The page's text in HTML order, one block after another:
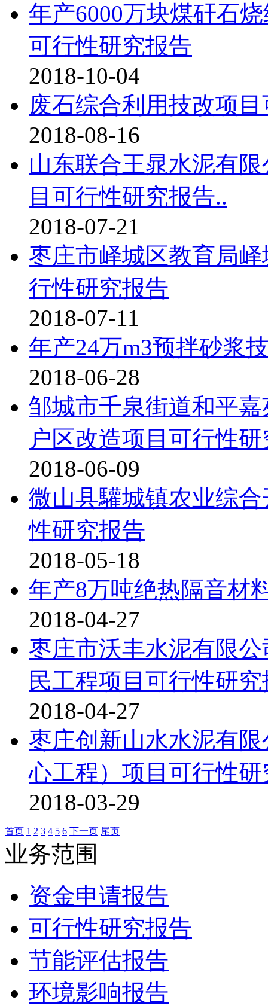
年产6000万块煤矸石
可行性研究报告
2018-10-04
废石综合利用技改项
2018-08-16
山东联合王晁水泥有
目可行性研究报告..
2018-07-21
枣庄市峄城区教育局
行性研究报告
2018-07-11
年产24万m3预拌砂浆
2018-06-28
邹城市千泉街道和平
户区改造项目可行性
2018-06-09
微山县驩城镇农业综
性研究报告
2018-05-18
年产8万吨绝热隔音材
2018-04-27
枣庄市沃丰水泥有限
民工程项目可行性研究
2018-04-27
枣庄创新山水水泥有
心工程）项目可行性研
2018-03-29
首页 1 2 3 4 5 6 下一页 尾页
业务范围
资金申请报告
可行性研究报告
节能评估报告
环境影响报告